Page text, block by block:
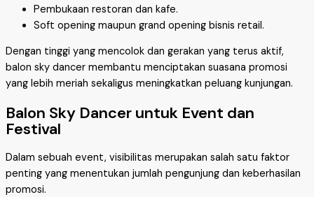
Pembukaan restoran dan kafe.
Soft opening maupun grand opening bisnis retail.
Dengan tinggi yang mencolok dan gerakan yang terus aktif,
balon sky dancer membantu menciptakan suasana promosi
yang lebih meriah sekaligus meningkatkan peluang kunjungan.
Balon Sky Dancer untuk Event dan
Festival
Dalam sebuah event, visibilitas merupakan salah satu faktor
penting yang menentukan jumlah pengunjung dan keberhasilan
promosi.